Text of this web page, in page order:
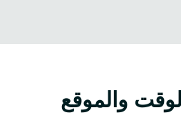
الوقت والموقع